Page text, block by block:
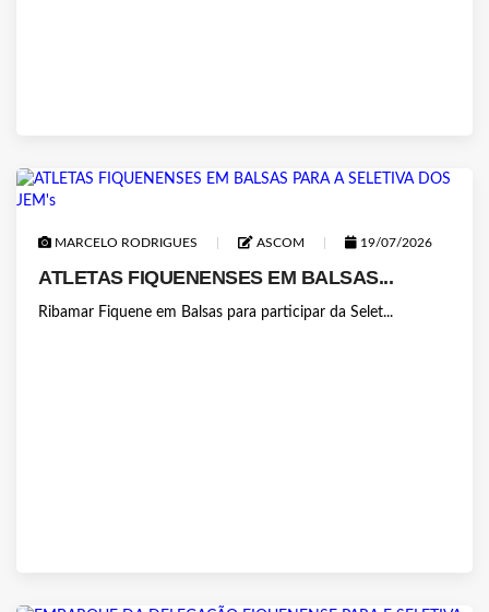
MARCELO RODRIGUES ASCOM 19/07/2026
ATLETAS FIQUENENSES EM BALSAS...
Ribamar Fiquene em Balsas para participar da Selet...